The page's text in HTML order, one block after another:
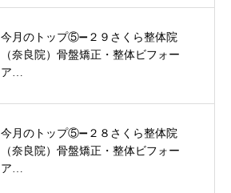
今月のトップ⑤➖２９さくら整体院
（奈良院）骨盤矯正・整体ビフォー
ア…
今月のトップ⑤➖２８さくら整体院
（奈良院）骨盤矯正・整体ビフォー
ア…